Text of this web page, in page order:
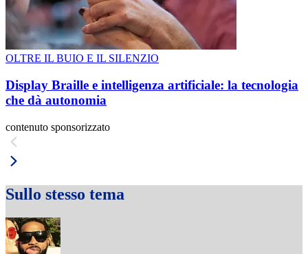
OLTRE IL BUIO E IL SILENZIO
Display Braille e intelligenza artificiale: la tecnologia
che dà autonomia
contenuto sponsorizzato
Sullo stesso tema